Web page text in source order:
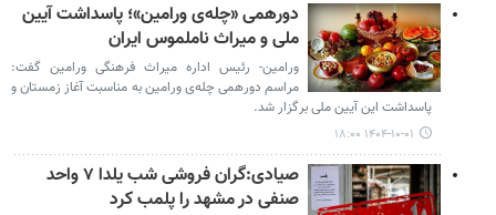
دورهمی «چله‌ی ورامین»؛ پاسداشت آیین
ملی و میراث ناملموس ایران
ورامین- رئیس اداره میراث فرهنگی ورامین گفت:
مراسم دورهمی چله‌ی ورامین به مناسبت آغاز زمستان و
پاسداشت این آیین ملی برگزار شد.
۱۴۰۴-۱۰-۰۱ ۱۸:۰۰
صیادی:گران فروشی شب یلدا ۷ واحد
صنفی در مشهد را پلمب کرد